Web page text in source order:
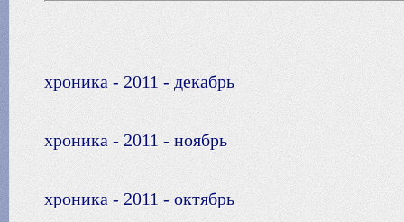
хроника - 2011 - декабрь
хроника - 2011 - ноябрь
хроника - 2011 - октябрь